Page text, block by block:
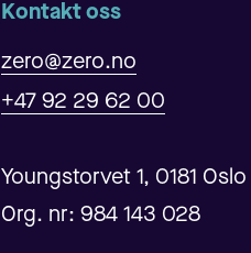
Kontakt oss
zero@zero.no
+47 92 29 62 00
Youngstorvet 1, 0181 Oslo
Org. nr: 984 143 028